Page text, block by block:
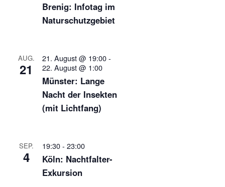
Brenig: Infotag im
Naturschutzgebiet
AUG.
21
21. August @ 19:00-
22. August @ 1:00
Münster: Lange
Nacht der Insekten
(mit Lichtfang)
SEP.
4
19:30- 23:00
Köln: Nachtfalter-
Exkursion